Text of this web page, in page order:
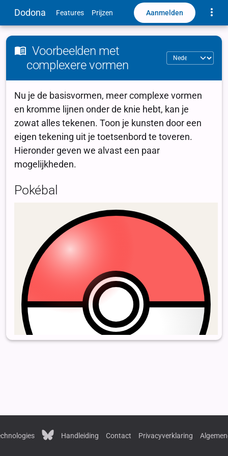
Dodona Features Prijzen Aanmelden
Voorbeelden met
complexere vormen
Handleiding Contact Privacyverklaring